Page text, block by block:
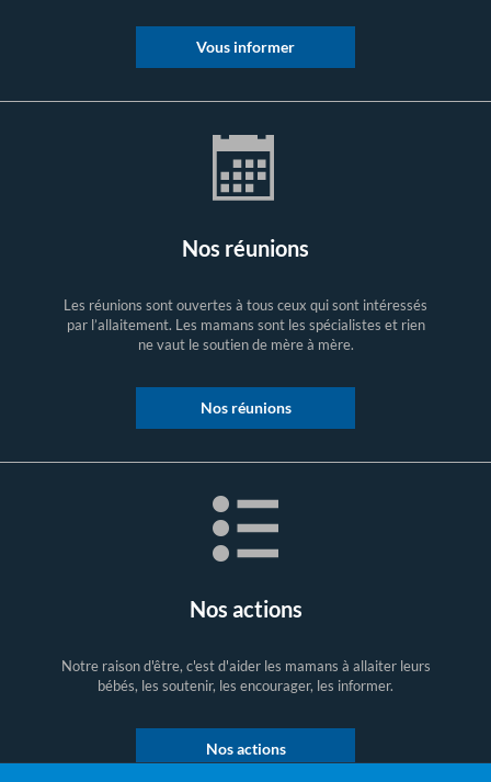
Vous informer
Nos réunions
Les réunions sont ouvertes à tous ceux qui sont intéressés
par l’allaitement. Les mamans sont les spécialistes et rien
ne vaut le soutien de mère à mère.
Nos réunions
Nos actions
Notre raison d'être, c'est d'aider les mamans à allaiter leurs
bébés, les soutenir, les encourager, les informer.
Nos actions